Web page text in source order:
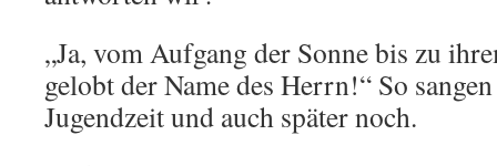
„Ja, vom Aufgang der Sonne bis zu
gelobt der Name des Herrn!“ So
Jugendzeit und auch später noch.